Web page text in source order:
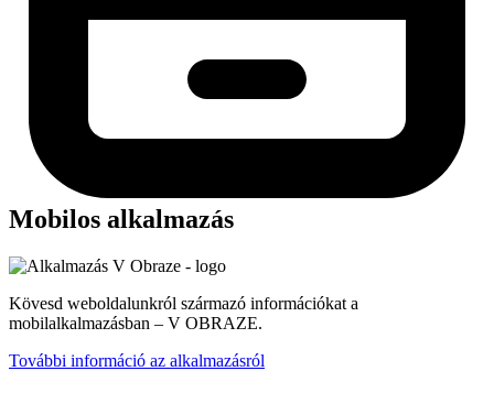
Mobilos alkalmazás
Kövesd weboldalunkról származó információkat a
mobilalkalmazásban – V OBRAZE.
További információ az alkalmazásról